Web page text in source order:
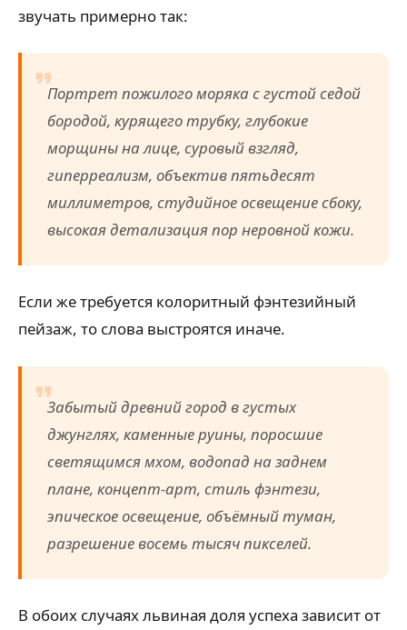
звучать примерно так:
Портрет пожилого моряка с густой седой
бородой, курящего трубку, глубокие
морщины на лице, суровый взгляд,
гиперреализм, объектив пятьдесят
миллиметров, студийное освещение сбоку,
высокая детализация пор неровной кожи.
Если же требуется колоритный фэнтезийный
пейзаж, то слова выстроятся иначе.
Забытый древний город в густых
джунглях, каменные руины, поросшие
светящимся мхом, водопад на заднем
плане, концепт-арт, стиль фэнтези,
эпическое освещение, объёмный туман,
разрешение восемь тысяч пикселей.
В обоих случаях львиная доля успеха зависит от